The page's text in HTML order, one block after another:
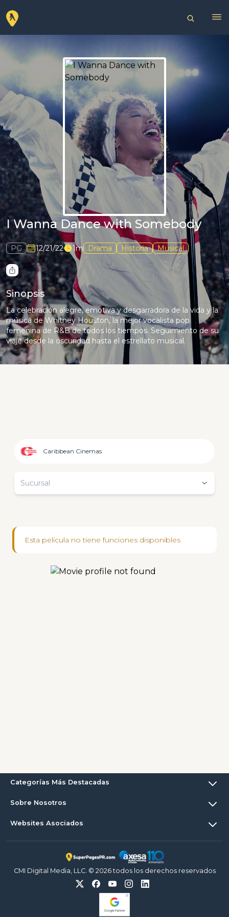
I Wanna Dance with Somebody
PG 12/21/22 1m Drama Historia Musical
Sinopsis
La celebración alegre, emotiva y desgarradora de la vida y la
música de Whitney Houston, la mejor vocalista pop
femenina de R&B de todos los tiempos. Seguimiento de su
viaje desde la oscuridad hasta el estrellato musical.
Caribbean Cinemas
Sucursal
Esta película no tiene funciones disponibles
Categorías Más Destacadas
Sobre Nosotros
Websites Asociados
CMI Digital Media, LLC. © 2026 todos los derechos reservados